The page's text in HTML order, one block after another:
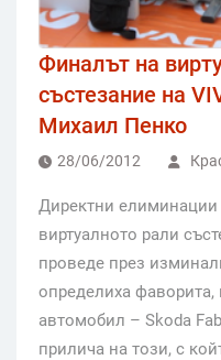
Финалът на
състезание на
Михаил Пенко
28/06/2012
Директни
виртуалното рали
проведе през
определиха
автомобил – Skoda
прилича на този, с